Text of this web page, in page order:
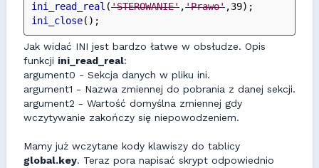
ini_read_real ('STEROWANIE','Prawo',39);
ini_close();
Jak widać INI jest bardzo łatwe w obsłudze. Opis
funkcji ini_read_real:
argument0 - Sekcja danych w pliku ini.
argument1 - Nazwa zmiennej do pobrania z danej sekcji.
argument2 - Wartość domyślna zmiennej gdy
wczytywanie zakończy się niepowodzeniem.
Mamy już wczytane kody klawiszy do tablicy
global.key. Teraz pora napisać skrypt odpowiednio